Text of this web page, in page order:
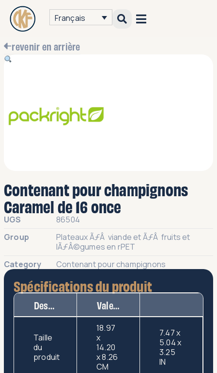
Français
revenir en arrière
Contenant pour champignons
Caramel de 16 once
UGS
86504
Group
Plateaux ÃƒÂ viande et ÃƒÂ fruits et
lÃƒÂ©gumes en rPET
Category
Contenant pour champignons
Spécifications du produit
Description Valeur
Taille
du
produit
18.97
x
14.20
x 8.26
CM
7.47 x
5.04 x
3.25
IN